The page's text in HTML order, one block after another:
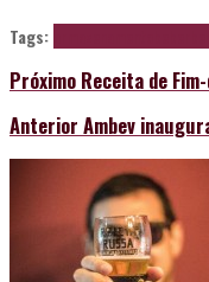
Tags:
Próximo Receita de
Anterior Ambev